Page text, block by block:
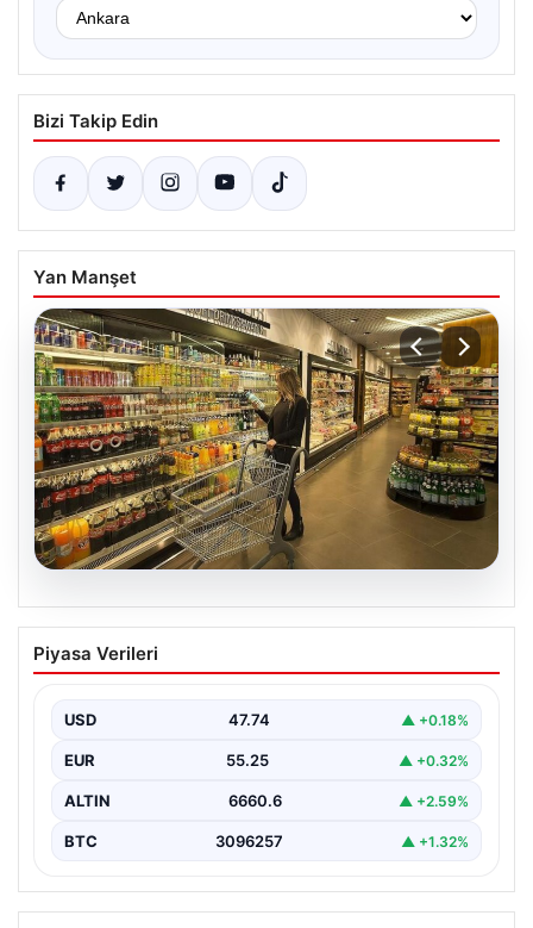
Bizi Takip Edin
Yan Manşet
07.08.2026
Enflasyon verileri ne zaman
açıklanacak? 2026 TÜİK mart ayı
Piyasa Verileri
USD 47.74 ▲ +0.18%
EUR 55.25 ▲ +0.32%
ALTIN 6660.6 ▲ +2.59%
BTC 3096257 ▲ +1.32%